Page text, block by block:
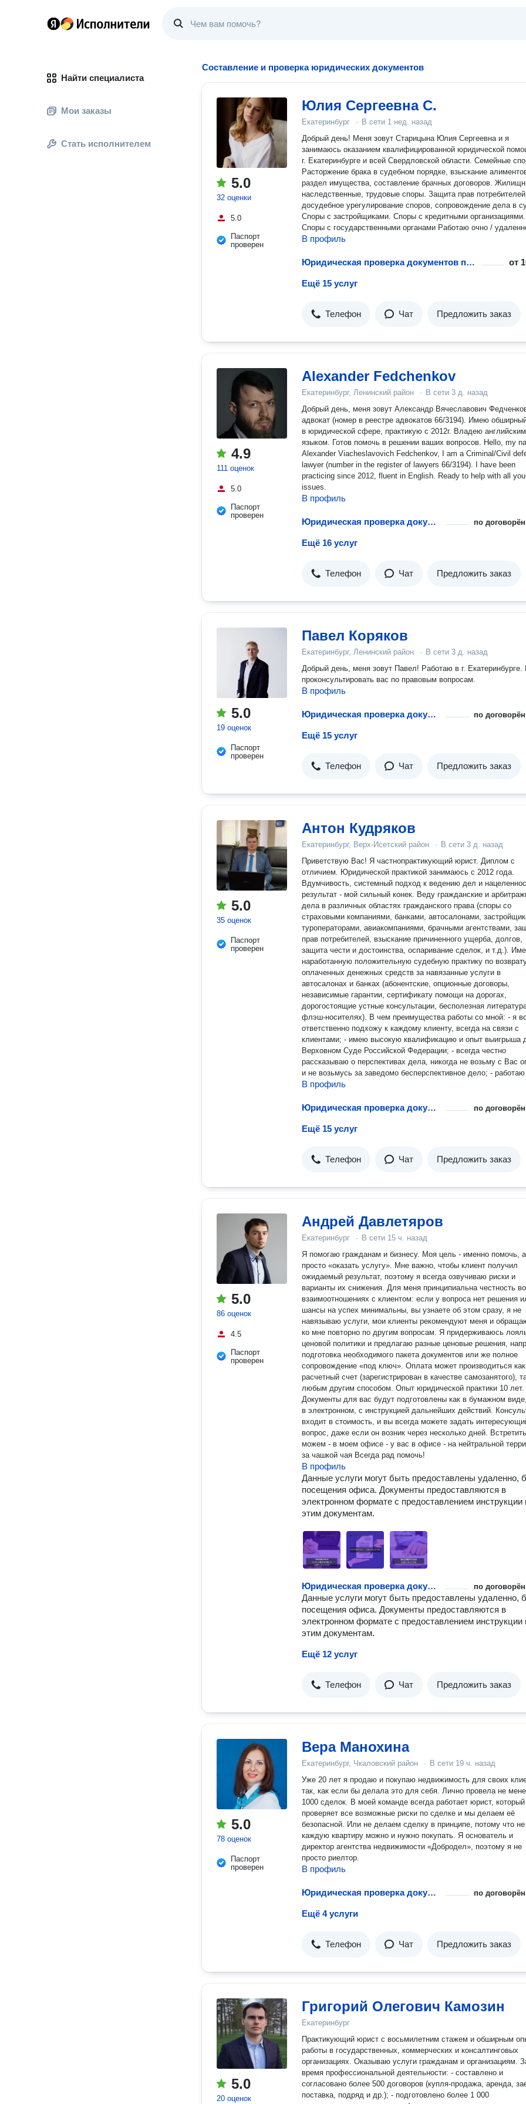
Найти специалиста
Мои заказы
Стать исполнителем
Составление и проверка юридических документов
5.0
32 оценки
5.0
Паспорт
проверен
Юлия Сергеевна С.
Екатеринбург · В сети 1 нед. назад
Добрый день! Меня зовут Старицына Юлия Сергеевна и я
занимаюсь оказанием квалифицированной юридической
г. Екатеринбурге и всей Свердловской области. Семейные
Расторжение брака в судебном порядке, взыскание
раздел имущества, составление брачных договоров. Жилищные,
наследственные, трудовые споры. Защита прав
досудебное урегулирование споров, сопровождение дела в
Споры с застройщиками. Споры с кредитными организациями.
Споры с государственными органами Работаю очно /
В профиль
Юридическая проверка документов при покупке квартиры от
Ещё 15 услуг
Телефон Чат Предложить заказ
4.9
111 оценок
5.0
Паспорт
проверен
Alexander Fedchenkov
Екатеринбург, Ленинский район · В сети 3 д. назад
Добрый день, меня зовут Александр Вячеславович
адвокат (номер в реестре адвокатов 66/3194). Имею
в юридической сфере, практикую с 2012г. Владею английским
языком. Готов помочь в решении ваших вопросов. Hello, my name is
Alexander Viacheslavovich Fedchenkov, I am a Criminal/Civil defense
lawyer (number in the register of lawyers 66/3194). I have been
practicing since 2012, fluent in English. Ready to help with all
issues.
В профиль
Юридическая проверка документов при покупке квартиры по
Ещё 16 услуг
Телефон Чат Предложить заказ
5.0
19 оценок
Паспорт
проверен
Павел Коряков
Екатеринбург, Ленинский район · В сети 3 д. назад
Добрый день, меня зовут Павел! Работаю в г. Екатеринбурге. Готов
проконсультировать вас по правовым вопросам.
В профиль
Юридическая проверка документов при покупке квартиры по
Ещё 15 услуг
Телефон Чат Предложить заказ
5.0
35 оценок
Паспорт
проверен
Антон Кудряков
Екатеринбург, Верх-Исетский район · В сети 3 д. назад
Приветствую Вас! Я частнопрактикующий юрист. Диплом с
отличием. Юридической практикой занимаюсь с 2012 года.
Вдумчивость, системный подход к ведению дел и
результат - мой сильный конек. Веду гражданские и арбитражные
дела в различных областях гражданского права (споры со
страховыми компаниями, банками, автосалонами,
туроператорами, авиакомпаниями, брачными агентствами,
прав потребителей, взыскание причиненного ущерба, долгов,
защита чести и достоинства, оспаривание сделок, и т.д.). Имею
наработанную положительную судебную практику по
оплаченных денежных средств за навязанные услуги в
автосалонах и банках (абонентские, опционные договоры,
независимые гарантии, сертификату помощи на дорогах,
дорогостоящие устные консультации, бесполезная
флэш-носителях). В чем преимущества работы со мной: - я всегда
ответственно подхожу к каждому клиенту, всегда на связи с
клиентами; - имею высокую квалификацию и опыт выигрыша
Верховном Суде Российской Федерации; - всегда честно
рассказываю о перспективах дела, никогда не возьму с Вас
и не возьмусь за заведомо бесперспективное дело; -
результат, а не процесс: в большинстве дел о защите прав
оплата только в случае выигрыша дела и только после
подходе Вы будете уверены, что я приложу максимум усилий
В профиль
Юридическая проверка документов при покупке квартиры по
Ещё 15 услуг
Телефон Чат Предложить заказ
5.0
86 оценок
4.5
Паспорт
проверен
Андрей Давлетяров
Екатеринбург · В сети 15 ч. назад
Я помогаю гражданам и бизнесу. Моя цель - именно помочь, а не
просто «оказать услугу». Мне важно, чтобы клиент получил
ожидаемый результат, поэтому я всегда озвучиваю риски и
варианты их снижения. Для меня принципиальна честность во
взаимоотношениях с клиентом: если у вопроса нет решения
шансы на успех минимальны, вы узнаете об этом сразу, я не
навязываю услуги, мои клиенты рекомендуют меня и
ко мне повторно по другим вопросам. Я придерживаюсь лояльной
ценовой политики и предлагаю разные ценовые решения,
подготовка необходимого пакета документов или же полное
сопровождение «под ключ». Оплата может производиться
расчетный счет (зарегистрирован в качестве самозанятого),
любым другим способом. Опыт юридической практики 10 лет.
Документы для вас будут подготовлены как в бумажном
в электронном, с инструкцией дальнейших действий.
входит в стоимость, и вы всегда можете задать
вопрос, даже если он возник через несколько дней. Встретиться
можем - в моем офисе - у вас в офисе - на нейтральной территории
за чашкой чая Всегда рад помочь!
В профиль
Данные услуги могут быть предоставлены удаленно,
посещения офиса. Документы предоставляются в
электронном формате с предоставлением инструкции
этим документам.
Юридическая проверка документов при покупке квартиры по
Данные услуги могут быть предоставлены удаленно,
посещения офиса. Документы предоставляются в
электронном формате с предоставлением инструкции
этим документам.
Ещё 12 услуг
Телефон Чат Предложить заказ
5.0
78 оценок
Паспорт
проверен
Вера Манохина
Екатеринбург, Чкаловский район · В сети 19 ч. назад
Уже 20 лет я продаю и покупаю недвижимость для своих
так, как если бы делала это для себя. Лично провела не
1000 сделок. В моей команде всегда работает юрист, который
проверяет все возможные риски по сделке и мы делаем её
безопасной. Или не делаем сделку в принципе, потому что не
каждую квартиру можно и нужно покупать. Я основатель и
директор агентства недвижимости «Добродел», поэтому я не
просто риелтор.
В профиль
Юридическая проверка документов при покупке квартиры по
Ещё 4 услуги
Телефон Чат Предложить заказ
5.0
20 оценок
Григорий Олегович Камозин
Екатеринбург
Практикующий юрист с восьмилетним стажем и обширным
работы в государственных, коммерческих и консалтинговых
организациях. Оказываю услуги гражданам и организациям. За
время профессиональной деятельности: - составлено и
согласовано более 500 договоров (купля-продажа, аренда,
поставка, подряд и др.); - подготовлено более 1 000